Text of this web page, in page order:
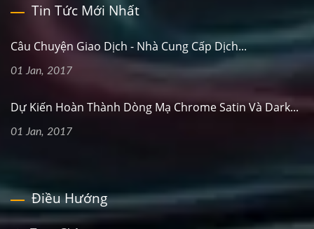
Tin Tức Mới Nhất
Câu Chuyện Giao Dịch - Nhà Cung Cấp Dịch...
01 Jan, 2017
Dự Kiến Hoàn Thành Dòng Mạ Chrome Satin Và Dark...
01 Jan, 2017
Điều Hướng